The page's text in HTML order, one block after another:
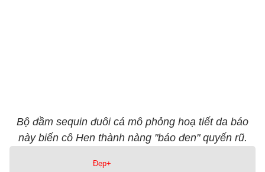
Bộ đầm sequin đuôi cá mô phỏng hoạ tiết da báo
này biến cô Hen thành nàng "báo đen" quyến rũ.
Đẹp+